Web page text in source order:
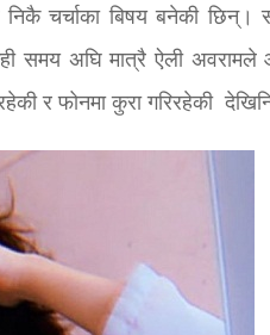
चर्चाका बिषय बनेकी छिन्।
समय अघि मात्रै ऐली अवरामले
र फोनमा कुरा गरिरहेकी